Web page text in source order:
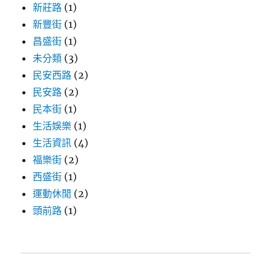
新莊路 (1)
新豐街 (1)
昌盛街 (1)
未分類 (3)
民安西路 (2)
民安路 (2)
民本街 (1)
生活娛樂 (1)
生活資訊 (4)
福樂街 (2)
西盛街 (1)
運動休閒 (2)
頭前路 (1)